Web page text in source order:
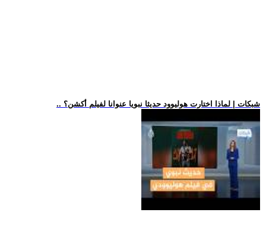
.. شبكات | لماذا اختارت هوليوود حديثا نبويا عنوانا لفيلم أكشن؟